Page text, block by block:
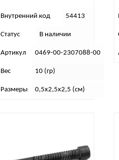
Внутренний код 54413
Статус В наличии
Артикул 0469-00-2307088-00
Вес 10 (гр)
Размеры 0,5х2,5х2,5 (см)